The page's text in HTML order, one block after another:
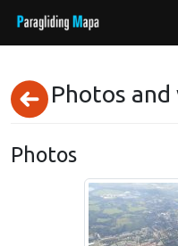
Photos and
Photos